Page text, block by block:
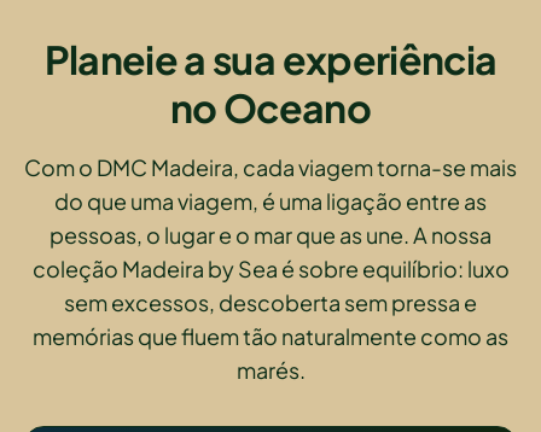
Planeie a sua experiência
no Oceano
Com o DMC Madeira, cada viagem torna-se mais
do que uma viagem, é uma ligação entre as
pessoas, o lugar e o mar que as une. A nossa
coleção Madeira by Sea é sobre equilíbrio: luxo
sem excessos, descoberta sem pressa e
memórias que fluem tão naturalmente como as
marés.